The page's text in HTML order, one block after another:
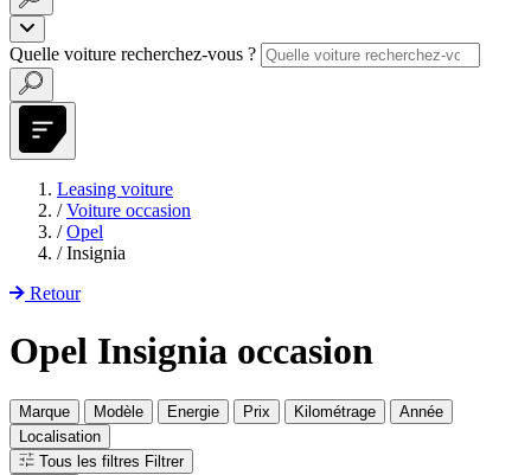
Quelle voiture recherchez-vous ?
Leasing voiture
/ Voiture occasion
/ Opel
/ Insignia
Retour
Opel Insignia occasion
Marque Modèle Energie Prix Kilométrage
Année
Localisation
Tous les filtres Filtrer